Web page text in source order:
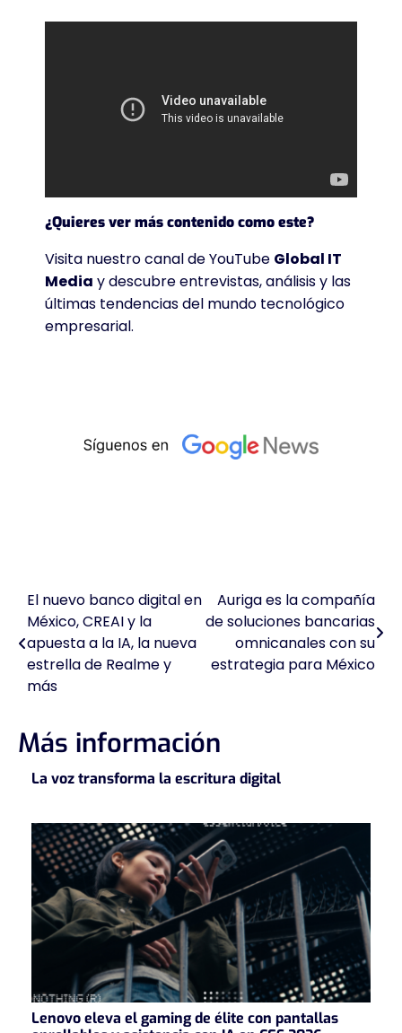
¿Quieres ver más contenido como este?
Visita nuestro canal de YouTube Global IT
Media y descubre entrevistas, análisis y las
últimas tendencias del mundo tecnológico
empresarial.
Navegación
de
entradas
El nuevo banco digital en
México, CREAI y la
apuesta a la IA, la nueva
estrella de Realme y
más
Auriga es la compañía
de soluciones bancarias
omnicanales con su
estrategia para México
Más información
La voz transforma la escritura digital
Lenovo eleva el gaming de élite con pantallas